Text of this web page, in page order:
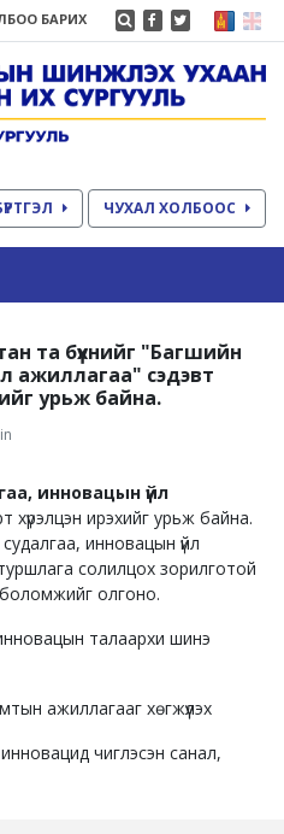
БАРИХ
ЧУХАЛ ХОЛБООС
та бүхнийг "Багшийн
ажиллагаа" сэдэвт
урьж байна.
инновацын үйл
хүрэлцэн ирэхийг урьж байна.
инновацын үйл
солилцох зорилготой
олгоно.
талаархи шинэ
ажиллагааг хөгжүүлэх
чиглэсэн санал,